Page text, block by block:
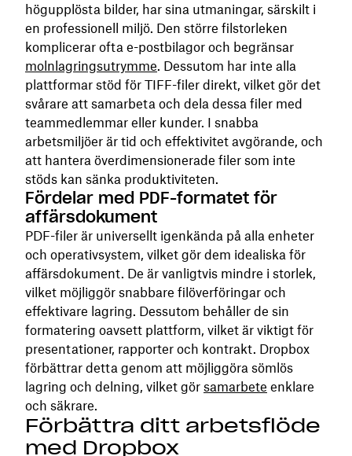
högupplösta bilder, har sina utmaningar, särskilt i
en professionell miljö. Den större filstorleken
komplicerar ofta e-postbilagor och begränsar
molnlagringsutrymme. Dessutom har inte alla
plattformar stöd för TIFF-filer direkt, vilket gör det
svårare att samarbeta och dela dessa filer med
teammedlemmar eller kunder. I snabba
arbetsmiljöer är tid och effektivitet avgörande, och
att hantera överdimensionerade filer som inte
stöds kan sänka produktiviteten.
Fördelar med PDF-formatet för
affärsdokument
PDF-filer är universellt igenkända på alla enheter
och operativsystem, vilket gör dem idealiska för
affärsdokument. De är vanligtvis mindre i storlek,
vilket möjliggör snabbare filöverföringar och
effektivare lagring. Dessutom behåller de sin
formatering oavsett plattform, vilket är viktigt för
presentationer, rapporter och kontrakt. Dropbox
förbättrar detta genom att möjliggöra sömlös
lagring och delning, vilket gör samarbete enklare
och säkrare.
Förbättra ditt arbetsflöde
med Dropbox